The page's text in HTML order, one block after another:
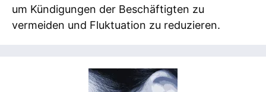
um Kündigungen der Beschäftigten zu
vermeiden und Fluktuation zu reduzieren.